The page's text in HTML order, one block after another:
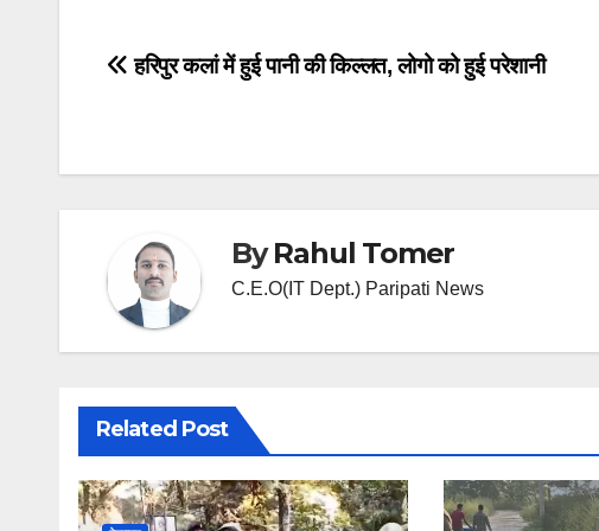
Post
हरिपुर कलां में हुई पानी की किल्लत, लोगो को हुई परेशानी
ByRahul Tomer
C.E.O(IT Dept.) Paripati News
Related Post